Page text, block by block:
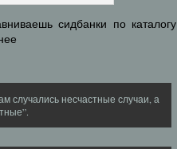
сидбанки по каталогу
случались несчастные случаи, а